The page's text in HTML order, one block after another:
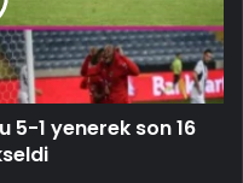
1 yenerek son 16